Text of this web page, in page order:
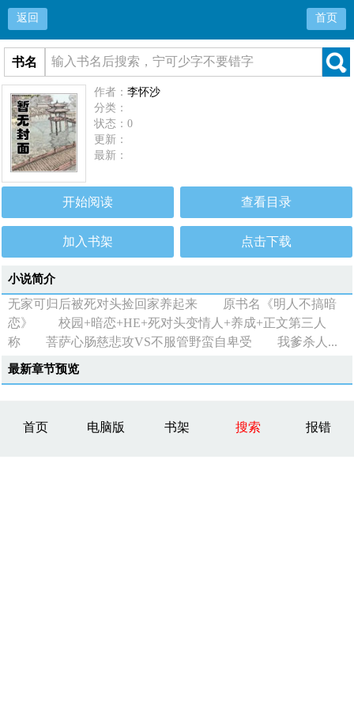
返回 首页
书名
作者：李怀沙
分类：
状态：0
更新：
最新：
开始阅读 查看目录
加入书架 点击下载
小说简介
无家可归后被死对头捡回家养起来 原书名《明人不搞暗
恋》 校园+暗恋+HE+死对头变情人+养成+正文第三人
称 菩萨心肠慈悲攻VS不服管野蛮自卑受 我爹杀人...
最新章节预览
首页 电脑版 书架 搜索 报错